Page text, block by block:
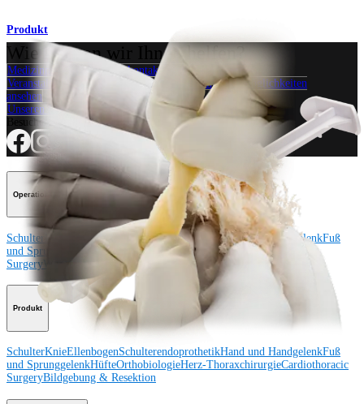
Produkt
Wie können wir Ihnen helfen?
Medizinproduktberater:in kontaktieren
Veranstaltungen, Lab-Vorführungen und Schulungsmöglichkeiten
ansehen
Unseren Newsletter abonnieren
Besuchen Sie uns
Operationsverfahren
Schulter Knie Ellenbogen Schulterendoprothetik Hand und HandgelenkFuß
und Sprunggelenk
Trauma Hüfte Orthobiologie
Cardiothoracic
Surgery
Produkt
SchulterKnieEllenbogenSchulterendoprothetikHand und HandgelenkFuß
und SprunggelenkHüfteOrthobiologieHerz-ThoraxchirurgieCardiothoracic
SurgeryBildgebung & Resektion